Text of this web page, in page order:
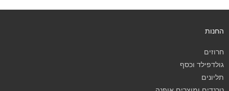
החנות
חרוזים
גולדפילד וכסף
תליונים